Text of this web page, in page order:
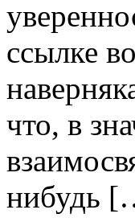
ссылке
что, в
нибудь